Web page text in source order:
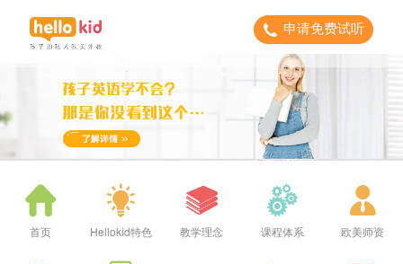
申请免费试听
首页 Hellokid特色 教学理念 课程体系 欧美师资